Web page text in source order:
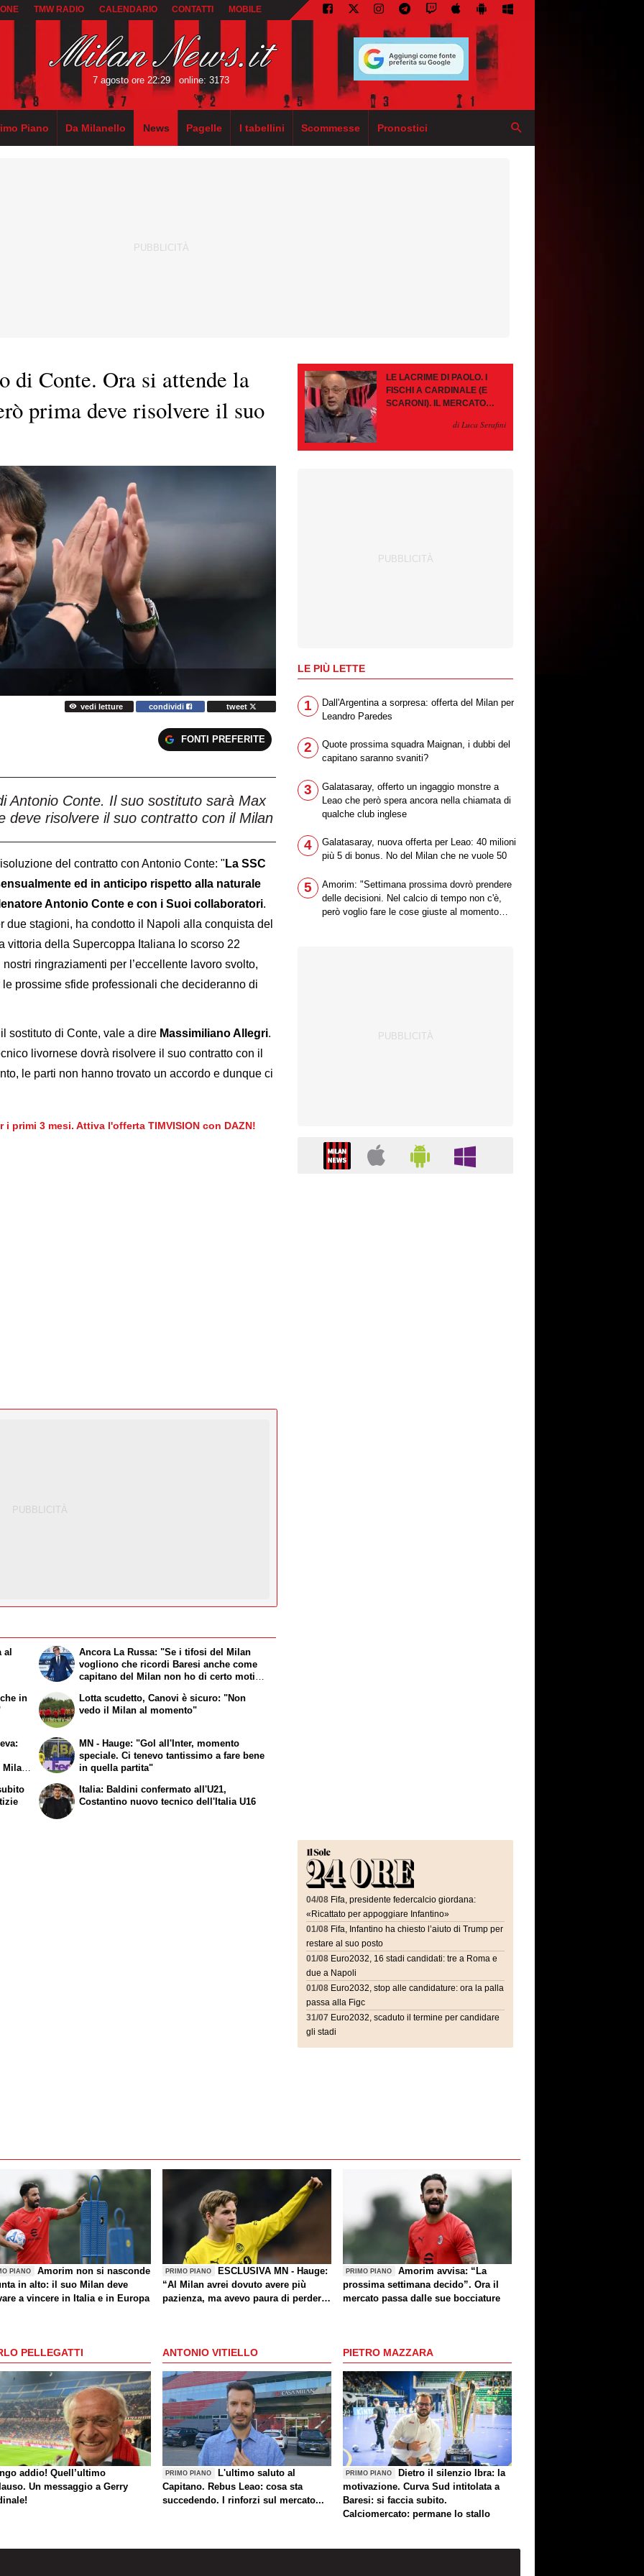
TMW RADIO CALENDARIO CONTATTI MOBILE
7 agosto ore 22:29 online: 3173
Piano Da Milanello News Pagelle I tabellini Scommesse Pronostici
di Conte. Ora si attende la
prima deve risolvere il suo
vedi letture condividi tweet
FONTI PREFERITE
Antonio Conte. Il suo sostituto sarà Max
deve risolvere il suo contratto con il Milan
del contratto con Antonio Conte: " La SSC
ed in anticipo rispetto alla naturale
Antonio Conte e con i Suoi collaboratori.
due stagioni, ha condotto il Napoli alla conquista del
vittoria della Supercoppa Italiana lo scorso 22
ringraziamenti per l’eccellente lavoro svolto,
prossime sfide professionali che decideranno di
sostituto di Conte, vale a dire Massimiliano Allegri.
livornese dovrà risolvere il suo contratto con il
le parti non hanno trovato un accordo e dunque ci
i primi 3 mesi. Attiva l'offerta TIMVISION con DAZN!
al
in
Ancora La Russa: "Se i tifosi del Milan
vogliono che ricordi Baresi anche come
capitano del Milan non ho di certo motivo
Lotta scudetto, Canovi è sicuro: "Non
vedo il Milan al momento"
MN - Hauge: "Gol all'Inter, momento
speciale. Ci tenevo tantissimo a fare bene
in quella partita"
Italia: Baldini confermato all'U21,
Costantino nuovo tecnico dell'Italia U16
LE LACRIME DI PAOLO. I
FISCHI A CARDINALE (E
SCARONI). IL MERCATO
PAZIENZA, SE RESTA È
di Luca Serafini
LE PIÙ LETTE
1
Dall'Argentina a sorpresa: offerta del Milan per
Leandro Paredes
2
Quote prossima squadra Maignan, i dubbi del
capitano saranno svaniti?
3
Galatasaray, offerto un ingaggio monstre a
Leao che però spera ancora nella chiamata di
qualche club inglese
4
Galatasaray, nuova offerta per Leao: 40 milioni
più 5 di bonus. No del Milan che ne vuole 50
5
Amorim: "Settimana prossima dovrò prendere
delle decisioni. Nel calcio di tempo non c'è,
però voglio fare le cose giuste al momento
04/08 Fifa, presidente federcalcio giordana:
«Ricattato per appoggiare Infantino»
01/08 Fifa, Infantino ha chiesto l’aiuto di Trump per
restare al suo posto
01/08 Euro2032, 16 stadi candidati: tre a Roma e
due a Napoli
01/08 Euro2032, stop alle candidature: ora la palla
passa alla Figc
31/07 Euro2032, scaduto il termine per candidare
gli stadi
PIANO
Amorim non si nasconde
in alto: il suo Milan deve
a vincere in Italia e in Europa
PRIMO PIANO
ESCLUSIVA MN - Hauge:
“Al Milan avrei dovuto avere più
pazienza, ma avevo paura di perdere
un giorno? Magari. Forza Milan!”
PRIMO PIANO
Amorim avvisa: “La
prossima settimana decido”. Ora il
mercato passa dalle sue bocciature
PELLEGATTI
addio! Quell’ultimo
Un messaggio a Gerry
ANTONIO VITIELLO
PRIMO PIANO
L'ultimo saluto al
Capitano. Rebus Leao: cosa sta
succedendo. I rinforzi sul mercato...
PIETRO MAZZARA
PRIMO PIANO
Dietro il silenzio Ibra: la
motivazione. Curva Sud intitolata a
Baresi: si faccia subito.
Calciomercato: permane lo stallo